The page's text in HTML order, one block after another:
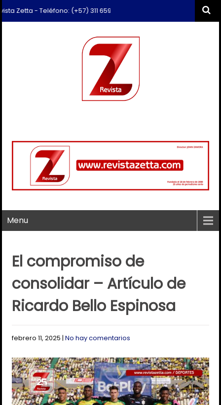
- Teléfono: (+57) 311 659 6374 - Correo: revista.zetta@gmail.com
Menu
El compromiso de
consolidar – Artículo de
Ricardo Bello Espinosa
febrero 11, 2025 |No hay comentarios